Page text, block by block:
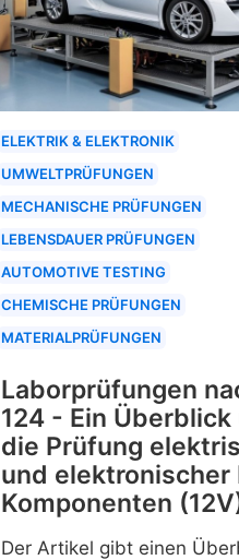
ELEKTRIK & ELEKTRONIK
UMWELTPRÜFUNGEN
MECHANISCHE PRÜFUNGEN
LEBENSDAUER PRÜFUNGEN
AUTOMOTIVE TESTING
CHEMISCHE PRÜFUNGEN
MATERIALPRÜFUNGEN
Laborprüfungen
124 - Ein
die Prüfung
und elektronischer
Komponenten
Der Artikel gibt einen